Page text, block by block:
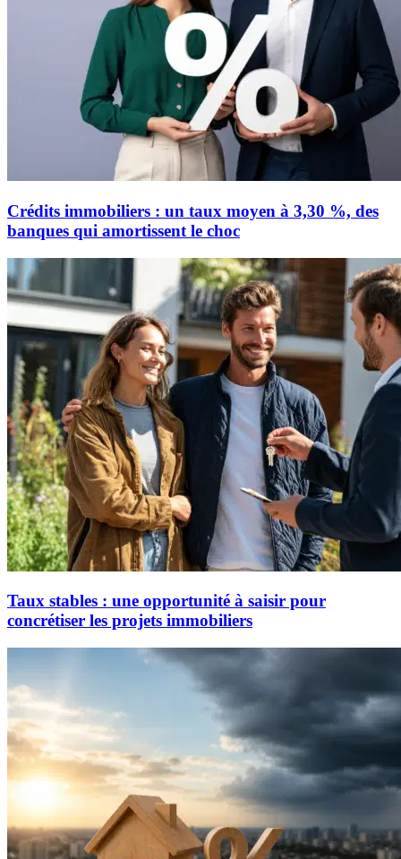
Crédits immobiliers : un taux moyen à 3,30 %, des
banques qui amortissent le choc
Taux stables : une opportunité à saisir pour
concrétiser les projets immobiliers